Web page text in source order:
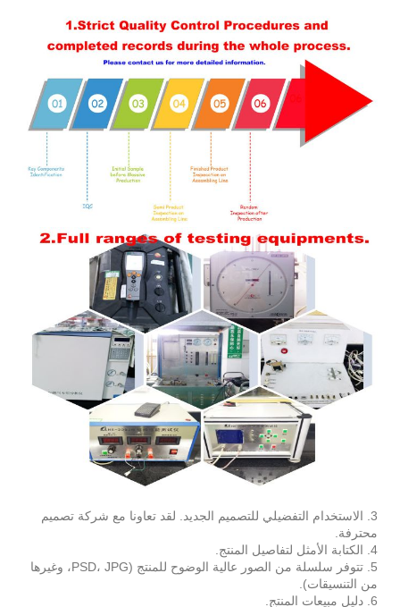
3. الاستخدام التفضيلي للتصميم الجديد. لقد تعاونا مع شركة تصميم
محترفة.
4. الكتابة الأمثل لتفاصيل المنتج.
5. تتوفر سلسلة من الصور عالية الوضوح للمنتج (PSD، JPG، وغيرها
من التنسيقات).
6. دليل مبيعات المنتج.